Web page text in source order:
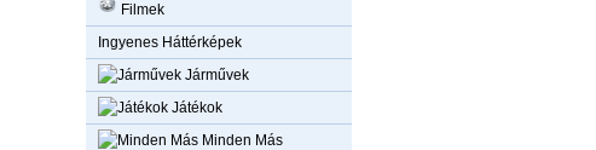
Filmek
Ingyenes Háttérképek
Járművek
Játékok
Minden Más